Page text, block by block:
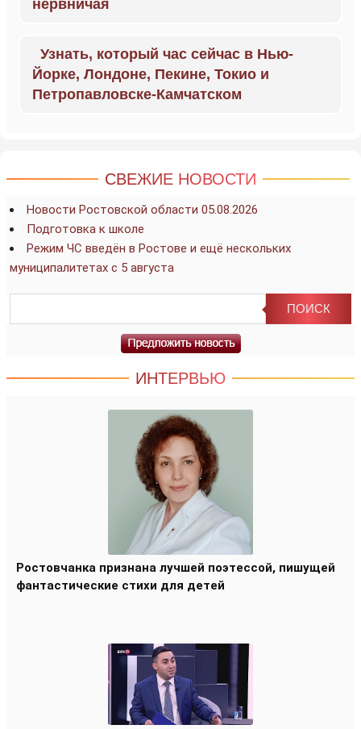
нервничая
Узнать, который час сейчас в Нью-
Йорке, Лондоне, Пекине, Токио и
Петропавловске-Камчатском
СВЕЖИЕ НОВОСТИ
Новости Ростовской области 05.08.2026
Подготовка к школе
Режим ЧС введён в Ростове и ещё нескольких
муниципалитетах с 5 августа
ИНТЕРВЬЮ
Ростовчанка признана лучшей поэтессой, пишущей
фантастические стихи для детей